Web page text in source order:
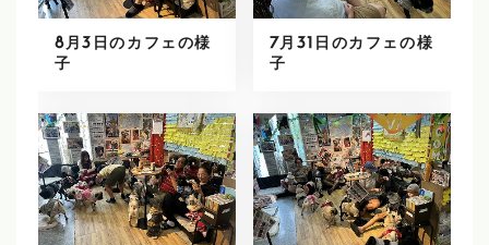
8月3日のカフェの様
子
7月31日のカフェの様
子